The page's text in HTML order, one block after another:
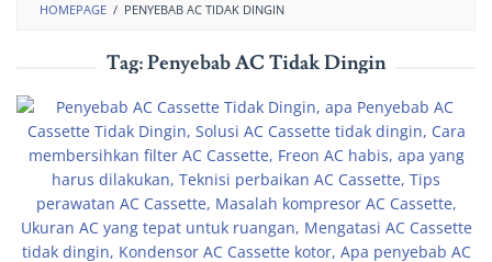
HOMEPAGE / PENYEBAB AC TIDAK DINGIN
Tag:Penyebab AC Tidak Dingin